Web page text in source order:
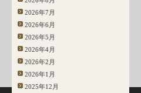
2026年7月
2026年6月
2026年5月
2026年4月
2026年2月
2026年1月
2025年12月